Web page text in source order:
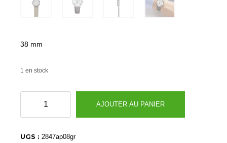
38 mm
1 en stock
2847AP08GR
AJOUTER AU PANIER
UGS : 2847ap08gr